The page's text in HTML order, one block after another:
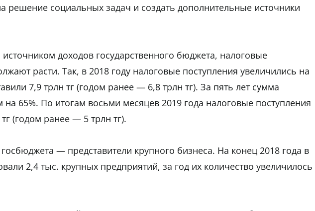
решение социальных задач и создать дополнительные источники
доходов государственного бюджета, налоговые
расти. Так, в 2018 году налоговые поступления увеличились на
7,9 трлн тг (годом ранее — 6,8 трлн тг). За пять лет сумма
65%. По итогам восьми месяцев 2019 года налоговые поступления
(годом ранее — 5 трлн тг).
— представители крупного бизнеса. На конец 2018 года в
2,4 тыс. крупных предприятий, за год их количество увеличилось